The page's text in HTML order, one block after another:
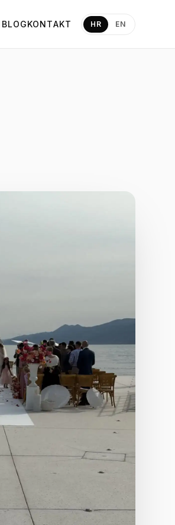
BLOGKONTAKT HR EN